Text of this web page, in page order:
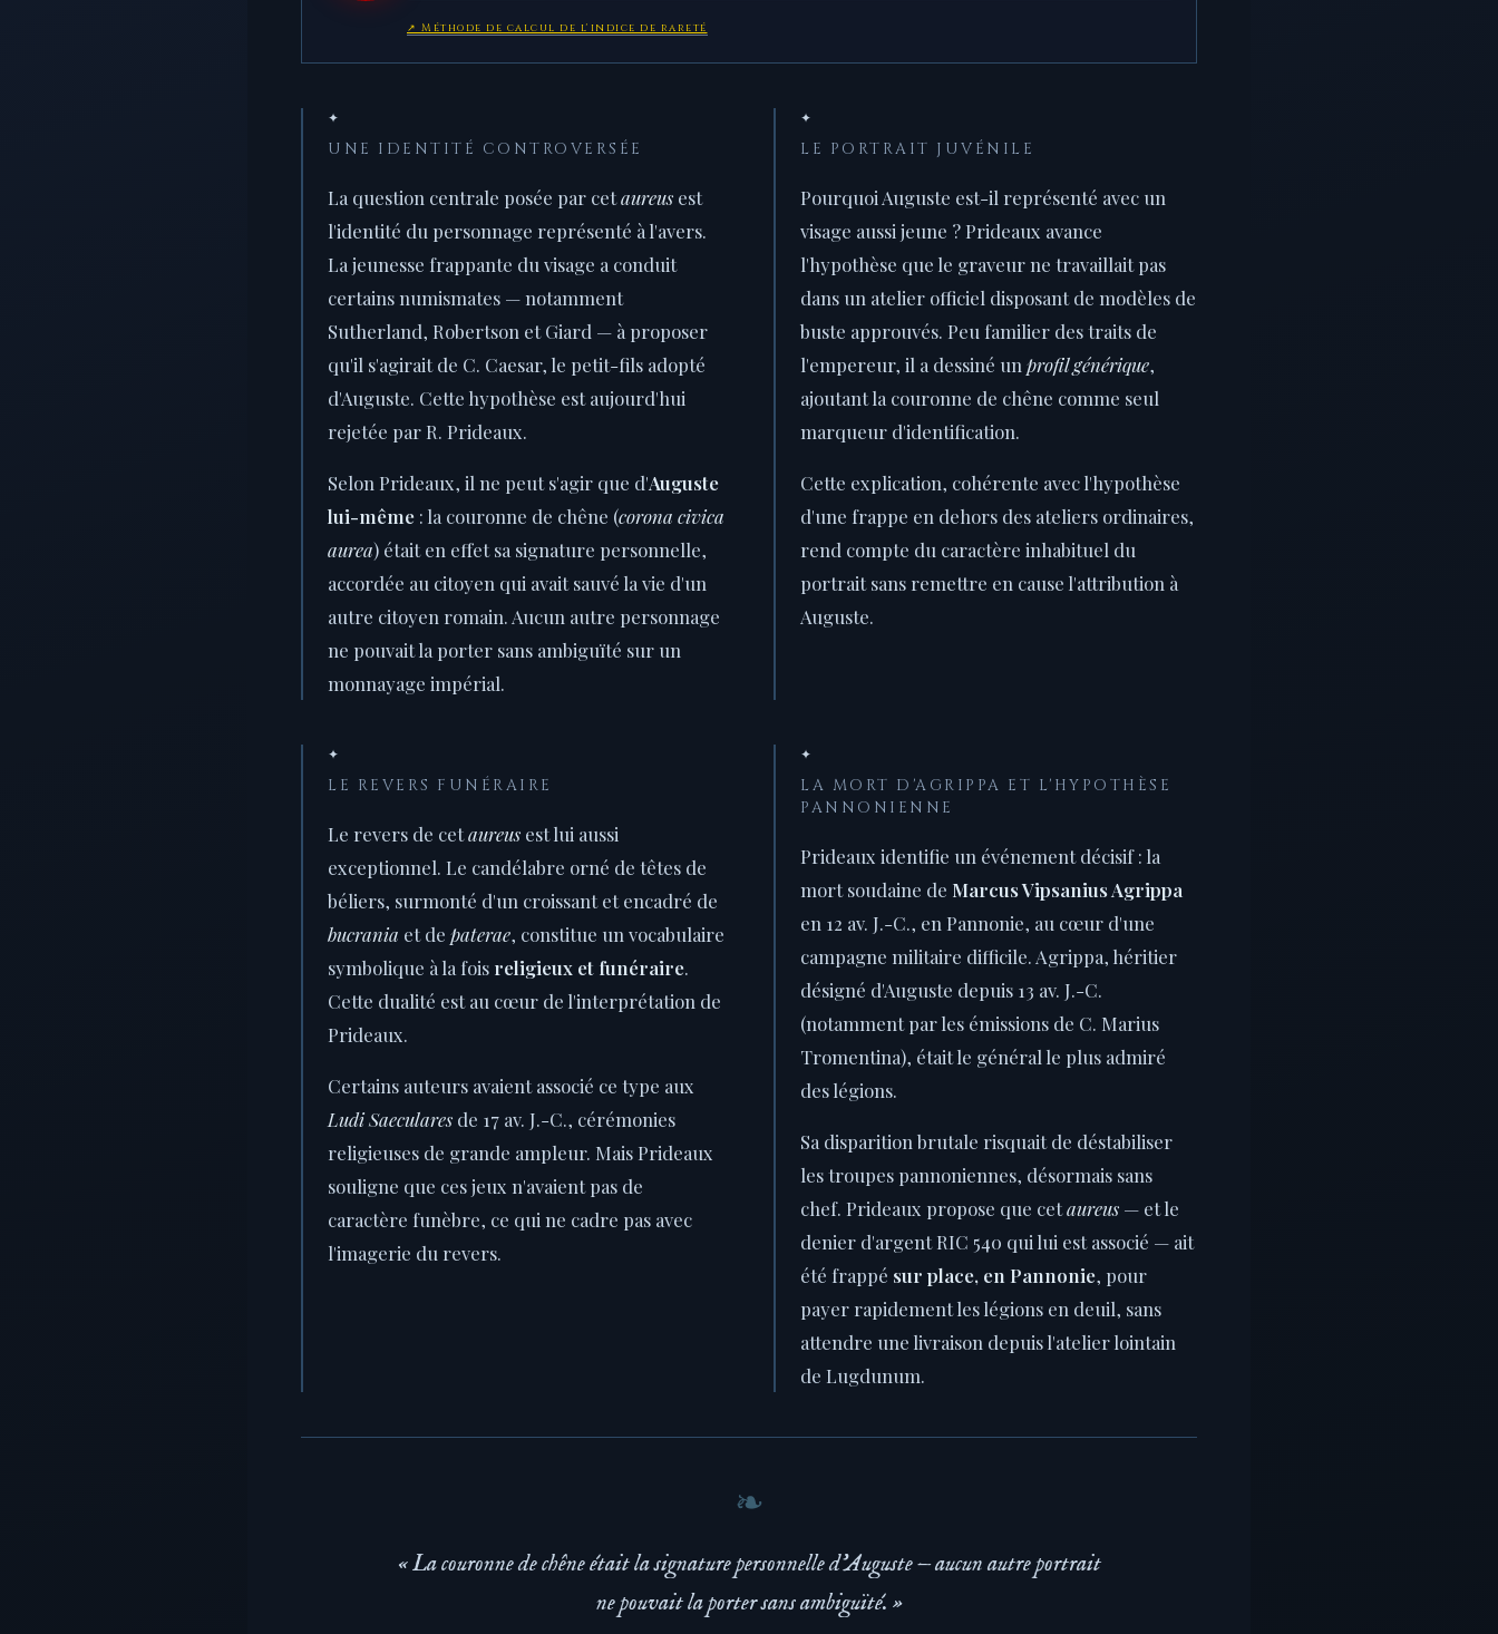
↗ Méthode de calcul de l'indice de rareté
✦
UNE IDENTITÉ CONTROVERSÉE
La question centrale posée par cetaureus est
l'identité du personnage représenté à l'avers.
La jeunesse frappante du visage a conduit
certains numismates — notamment
Sutherland, Robertson et Giard — à proposer
qu'il s'agirait de C. Caesar, le petit-fils adopté
d'Auguste. Cette hypothèse est aujourd'hui
rejetée par R. Prideaux.
Selon Prideaux, il ne peut s'agir que d'Auguste
lui-même : la couronne de chêne (corona civica
aurea) était en effet sa signature personnelle,
accordée au citoyen qui avait sauvé la vie d'un
autre citoyen romain. Aucun autre personnage
ne pouvait la porter sans ambiguïté sur un
monnayage impérial.
✦
LE PORTRAIT JUVÉNILE
Pourquoi Auguste est-il représenté avec un
visage aussi jeune ? Prideaux avance
l'hypothèse que le graveur ne travaillait pas
dans un atelier officiel disposant de modèles de
buste approuvés. Peu familier des traits de
l'empereur, il a dessiné un profil générique,
ajoutant la couronne de chêne comme seul
marqueur d'identification.
Cette explication, cohérente avec l'hypothèse
d'une frappe en dehors des ateliers ordinaires,
rend compte du caractère inhabituel du
portrait sans remettre en cause l'attribution à
Auguste.
✦
LE REVERS FUNÉRAIRE
Le revers de cetaureus est lui aussi
exceptionnel. Le candélabre orné de têtes de
béliers, surmonté d'un croissant et encadré de
bucrania et de paterae, constitue un vocabulaire
symbolique à la fois religieux et funéraire.
Cette dualité est au cœur de l'interprétation de
Prideaux.
Certains auteurs avaient associé ce type aux
Ludi Saeculares de 17 av. J.-C., cérémonies
religieuses de grande ampleur. Mais Prideaux
souligne que ces jeux n'avaient pas de
caractère funèbre, ce qui ne cadre pas avec
l'imagerie du revers.
✦
LA MORT D'AGRIPPA ET L'HYPOTHÈSE
PANNONIENNE
Prideaux identifie un événement décisif : la
mort soudaine de Marcus Vipsanius Agrippa
en 12 av. J.-C., en Pannonie, au cœur d'une
campagne militaire difficile. Agrippa, héritier
désigné d'Auguste depuis 13 av. J.-C.
(notamment par les émissions de C. Marius
Tromentina), était le général le plus admiré
des légions.
Sa disparition brutale risquait de déstabiliser
les troupes pannoniennes, désormais sans
chef. Prideaux propose que cetaureus — et le
denier d'argent RIC 540 qui lui est associé — ait
été frappé sur place, en Pannonie, pour
payer rapidement les légions en deuil, sans
attendre une livraison depuis l'atelier lointain
de Lugdunum.
« La couronne de chêne était la signature personnelle d'Auguste — aucun autre portrait
ne pouvait la porter sans ambiguïté. »